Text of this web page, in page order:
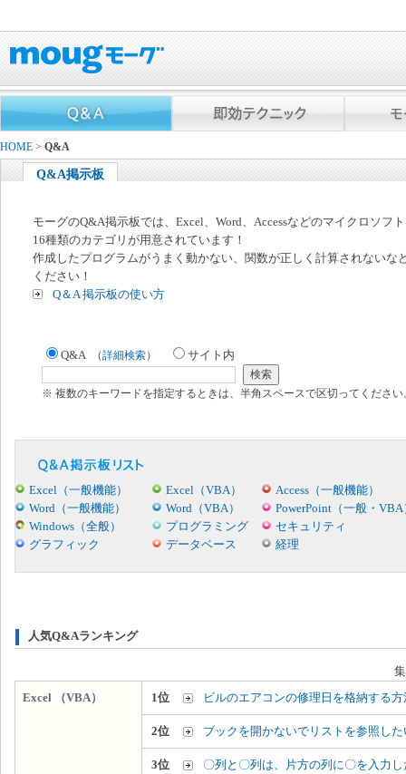
HOME > Q&A
Q&A掲示板
モーグのQ&A掲示板では、Excel、Word、Accessなどのマイクロソフ
16種類のカテゴリが用意されています！
作成したプログラムがうまく動かない、関数が正しく計算されないな
ください！
Q＆A 掲示板の使い方
Q&A （詳細検索） サイト内
※ 複数のキーワードを指定するときは、半角スペースで区切ってください
Excel（一般機能） Excel（VBA）
Access（一般機能）
Word（一般機能）
Word（VBA）
PowerPoint（一般・VBA
Windows（全般）
プログラミング
セキュリティ
グラフィック
データベース 経理
人気Q&Aランキング
Excel （VBA）
1位 ビルのエアコンの修理日を格納する方
2位 ブックを開かないでリストを参照した
3位
〇列と〇列は、片方の列に〇を入力